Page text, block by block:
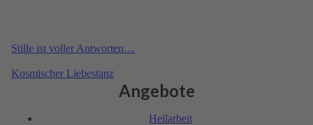
Stille ist voller Antworten…
Kosmi­scher Liebes­tanz
Angebote
Heil­arbeit